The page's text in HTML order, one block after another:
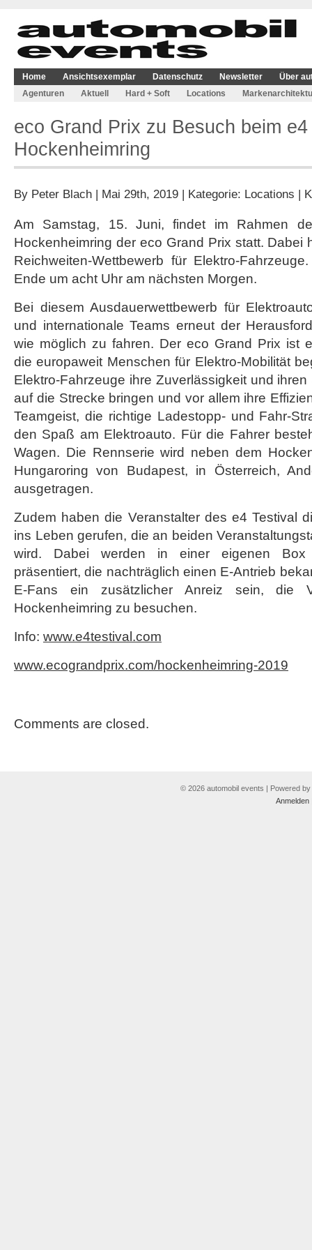
Home Ansichtsexemplar Datenschutz Newsletter
Über
Agenturen
Aktuell Hard + Soft Locations
eco Grand Prix zu Besuch beim
Hockenheimring
By Peter Blach | Mai 29th, 2019 | Kategorie: Locations |
Am Samstag, 15. Juni, findet im Rahmen
Hockenheimring der eco Grand Prix statt. Dabei
Reichweiten-Wettbewerb für Elektro-
Ende um acht Uhr am nächsten Morgen.
Bei diesem Ausdauerwettbewerb für
und internationale Teams erneut der
wie möglich zu fahren. Der eco Grand Prix ist
die europaweit Menschen für Elektro-Mobilität
Elektro-Fahrzeuge ihre Zuverlässigkeit und
auf die Strecke bringen und vor allem ihre
Teamgeist, die richtige Ladestopp- und Fahr-
den Spaß am Elektroauto. Für die Fahrer
Wagen. Die Rennserie wird neben dem
Hungaroring von Budapest, in Österreich,
ausgetragen.
Zudem haben die Veranstalter des e4 Testival
ins Leben gerufen, die an beiden
wird. Dabei werden in einer eigenen Box
präsentiert, die nachträglich einen E-Antrieb
E-Fans ein zusätzlicher Anreiz sein, die
Hockenheimring zu besuchen.
Info: www.e4testival.com
www.ecograndprix.com/hockenheimring-2019
Comments are closed.
© 2026 automobil events | Powered by
Anmelden|